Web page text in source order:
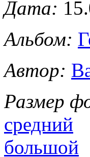
Дата:
Альбом:
Автор:
Размер
средний
большой